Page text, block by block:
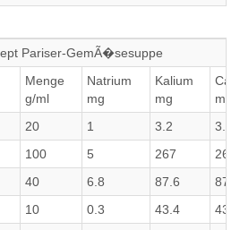
Pariser-GemÃ�sesuppe
Menge
g/ml
Natrium
mg
Kalium
mg
mg
20 1 3.2
3.2
100 5 267
267
40 6.8 87.6
87.6
10 0.3 43.4
43.4